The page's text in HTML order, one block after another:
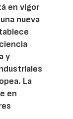
en vigor
nueva
y
La
en